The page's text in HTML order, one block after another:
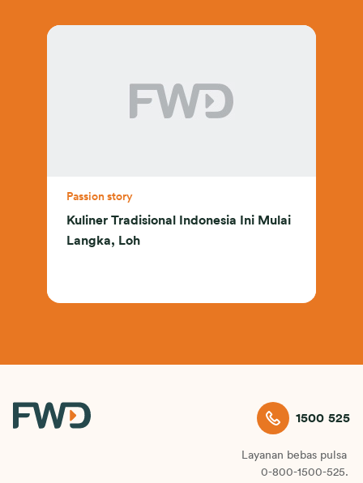
Passion story
Kuliner Tradisional Indonesia Ini Mulai
Langka, Loh
1500 525
Layanan bebas pulsa
0-800-1500-525.